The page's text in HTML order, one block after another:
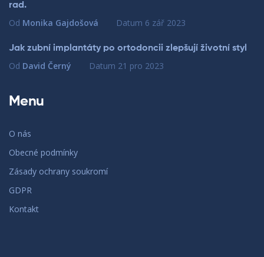
rad.
Od Monika Gajdošová Datum 6 zář 2023
Jak zubní implantáty po ortodoncii zlepšují životní styl
Od David Černý Datum 21 pro 2023
Menu
O nás
Obecné podmínky
Zásady ochrany soukromí
GDPR
Kontakt